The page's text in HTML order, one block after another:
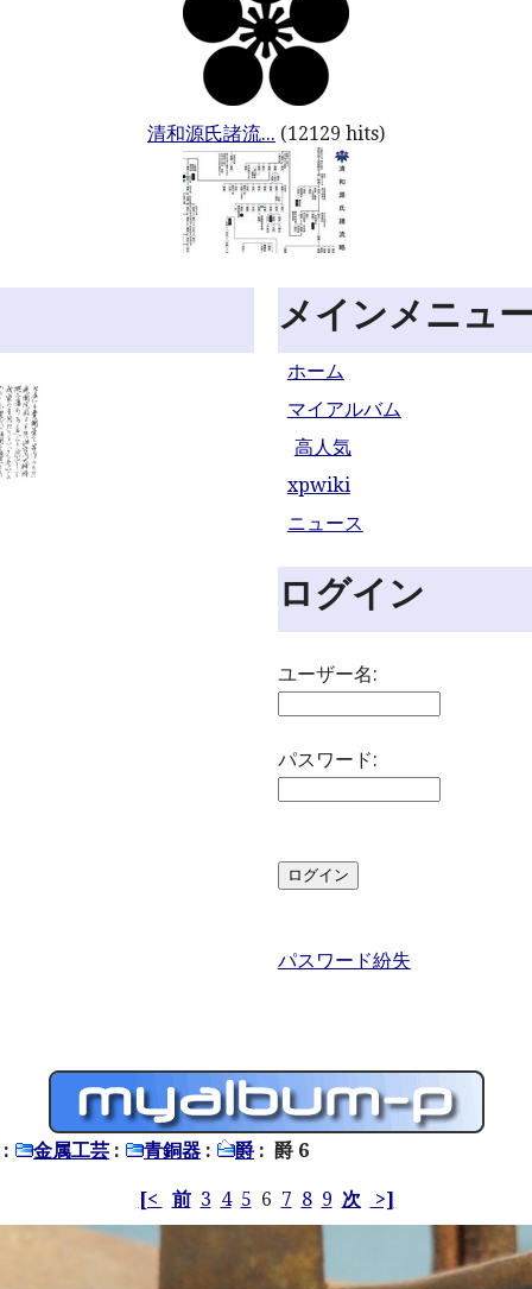
清和源氏諸流... (12129 hits)
メインメニュ
ホーム
マイアルバム
高人気
xpwiki
ニュース
ログイン
ユーザー名:
パスワード:
パスワード紛失
: 金属工芸 : 青銅器 : 爵 : 爵 6
[< 前 3 4 5 6 7 8 9 次 >]